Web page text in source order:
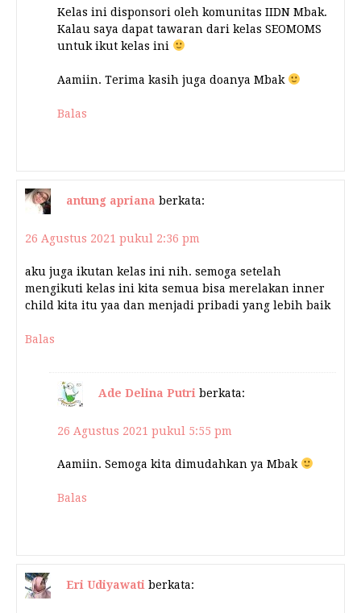
Kelas ini disponsori oleh komunitas IIDN Mbak.
Kalau saya dapat tawaran dari kelas SEOMOMS
untuk ikut kelas ini
Aamiin. Terima kasih juga doanya Mbak
Balas
antung apriana berkata:
26 Agustus 2021 pukul 2:36 pm
aku juga ikutan kelas ini nih. semoga setelah
mengikuti kelas ini kita semua bisa merelakan inner
child kita itu yaa dan menjadi pribadi yang lebih baik
Balas
Ade Delina Putri berkata:
26 Agustus 2021 pukul 5:55 pm
Aamiin. Semoga kita dimudahkan ya Mbak
Balas
Eri Udiyawati berkata: